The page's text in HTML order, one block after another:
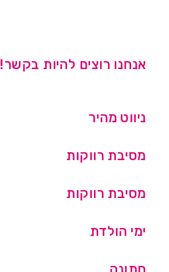
אנחנו רוצים להיות בקשר!
ניווט מהיר
מסיבת רווקות
מסיבת רווקות
ימי הולדת